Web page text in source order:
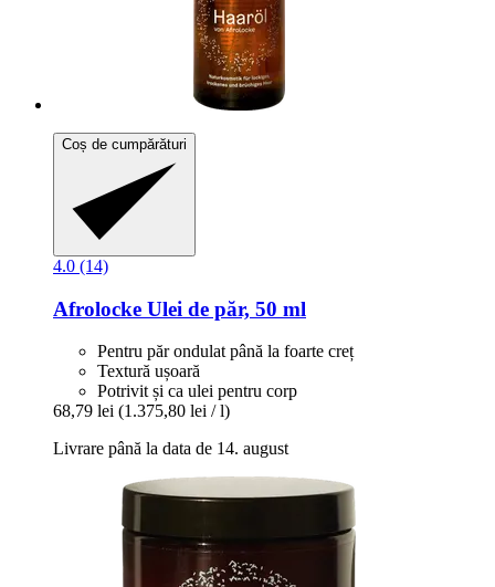
Coș de cumpărături
4.0 (14)
Afrolocke Ulei de păr, 50 ml
Pentru păr ondulat până la foarte creț
Textură ușoară
Potrivit și ca ulei pentru corp
68,79 lei (1.375,80 lei / l)
Livrare până la data de 14. august